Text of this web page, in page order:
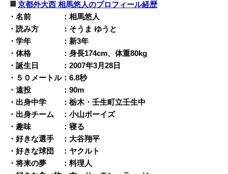
京都外大西 相馬悠人のプロフィール経歴
・名前 ：相馬悠人
・読み方 ：そうま ゆうと
・学年 ：新3年
・体格 ：身長174cm、体重80kg
・誕生日 ：2007年3月28日
・５０メートル：6.8秒
・遠投 ：90m
・出身中学 ：栃木・壬生町立壬生中
・出身チーム ：小山ボーイズ
・趣味 ：寝る
・好きな選手 ：大谷翔平
・好きな球団 ：ヤクルト
・将来の夢 ：料理人